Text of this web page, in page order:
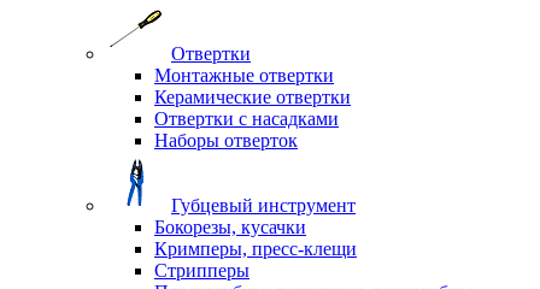
Отвертки
Монтажные отвертки
Керамические отвертки
Отвертки с насадками
Наборы отверток
Губцевый инструмент
Бокорезы, кусачки
Кримперы, пресс-клещи
Стрипперы